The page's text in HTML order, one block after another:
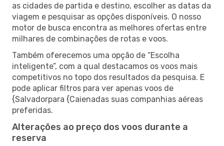
as cidades de partida e destino, escolher as datas da
viagem e pesquisar as opções disponíveis. O nosso
motor de busca encontra as melhores ofertas entre
milhares de combinações de rotas e voos.
Também oferecemos uma opção de “Escolha
inteligente”, com a qual destacamos os voos mais
competitivos no topo dos resultados da pesquisa. E
pode aplicar filtros para ver apenas voos de
{Salvadorpara {Caienadas suas companhias aéreas
preferidas.
Alterações ao preço dos voos durante a
reserva